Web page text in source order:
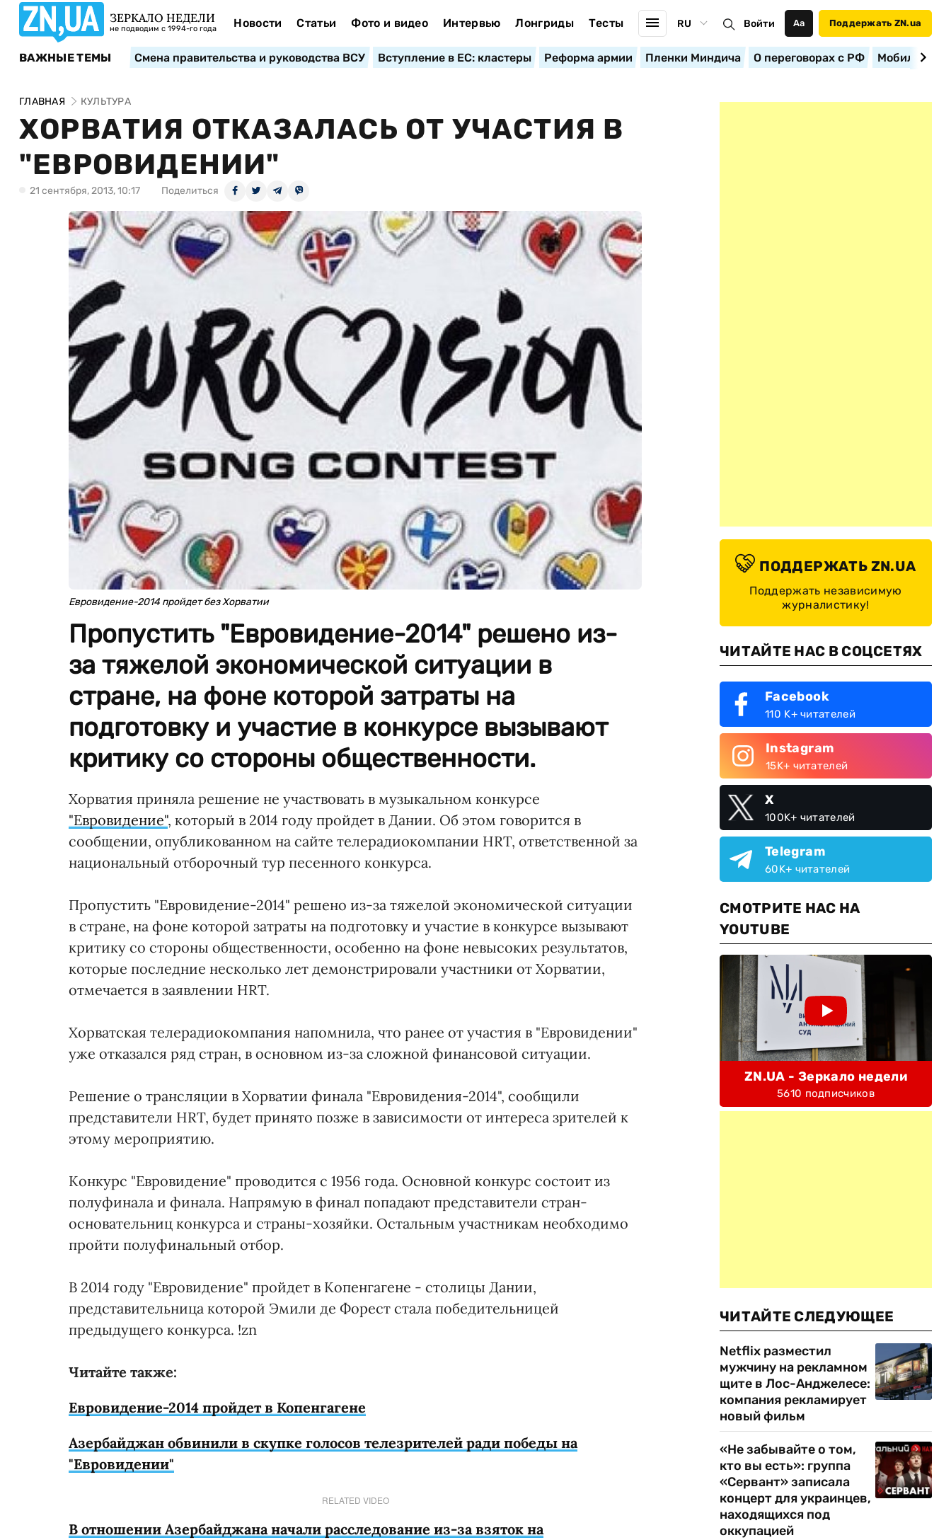
ЗЕРКАЛО НЕДЕЛИ
не подводим с 1994-го года Новости Статьи Фото и видео Интервью Лонгриды Тесты RU Войти Аа Поддержать ZN.ua
ВАЖНЫЕ ТЕМЫ Смена правительства и руководства ВСУ Вступление в ЕС: кластеры Реформа армии Пленки Миндича О переговорах с РФ
ГЛАВНАЯ КУЛЬТУРА
ХОРВАТИЯ ОТКАЗАЛАСЬ ОТ УЧАСТИЯ В
"ЕВРОВИДЕНИИ"
21 сентября, 2013, 10:17 Поделиться
Евровидение-2014 пройдет без Хорватии
Пропустить "Евровидение-2014" решено из-
за тяжелой экономической ситуации в
стране, на фоне которой затраты на
подготовку и участие в конкурсе вызывают
критику со стороны общественности.
Хорватия приняла решение не участвовать в музыкальном конкурсе
"Евровидение", который в 2014 году пройдет в Дании. Об этом говорится в
сообщении, опубликованном на сайте телерадиокомпании HRT, ответственной за
национальный отборочный тур песенного конкурса.
Пропустить "Евровидение-2014" решено из-за тяжелой экономической ситуации
в стране, на фоне которой затраты на подготовку и участие в конкурсе вызывают
критику со стороны общественности, особенно на фоне невысоких результатов,
которые последние несколько лет демонстрировали участники от Хорватии,
отмечается в заявлении HRT.
Хорватская телерадиокомпания напомнила, что ранее от участия в "Евровидении"
уже отказался ряд стран, в основном из-за сложной финансовой ситуации.
Решение о трансляции в Хорватии финала "Евровидения-2014", сообщили
представители HRT, будет принято позже в зависимости от интереса зрителей к
этому мероприятию.
Конкурс "Евровидение" проводится с 1956 года. Основной конкурс состоит из
полуфинала и финала. Напрямую в финал попадают представители стран-
основательниц конкурса и страны-хозяйки. Остальным участникам необходимо
пройти полуфинальный отбор.
В 2014 году "Евровидение" пройдет в Копенгагене - столицы Дании,
представительница которой Эмили де Форест стала победительницей
предыдущего конкурса. !zn
Читайте также:
Евровидение-2014 пройдет в Копенгагене
Азербайджан обвинили в скупке голосов телезрителей ради победы на
"Евровидении"
RELATED VIDEO
В отношении Азербайджана начали расследование из-за взяток на
ПОДДЕРЖАТЬ ZN.UA
Поддержать независимую
журналистику!
ЧИТАЙТЕ НАС В СОЦСЕТЯХ
Facebook
110 K+ читателей
Instagram
15K+ читателей
X
100K+ читателей
Telegram
60K+ читателей
СМОТРИТЕ НАС НА
YOUTUBE
ZN.UA - Зеркало недели
5610 подписчиков
ЧИТАЙТЕ СЛЕДУЮЩЕЕ
Netflix разместил
мужчину на рекламном
щите в Лос-Анджелесе:
компания рекламирует
новый фильм
«Не забывайте о том,
кто вы есть»: группа
«Сервант» записала
концерт для украинцев,
находящихся под
оккупацией